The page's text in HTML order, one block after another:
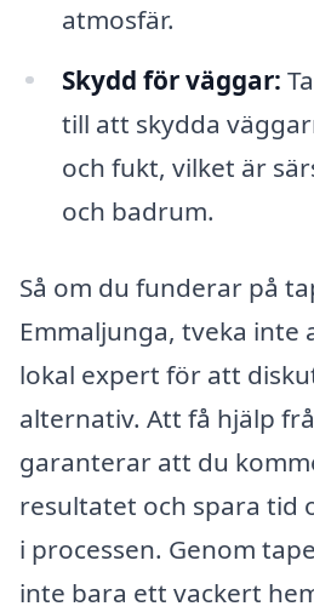
atmosfär.
Skydd för väggar:
till att skydda
och fukt, vilket är
och badrum.
Så om du funderar på
Emmaljunga, tveka inte
lokal expert för att
alternativ. Att få hjälp
garanterar att du
resultatet och spara tid
i processen. Genom
inte bara ett vackert